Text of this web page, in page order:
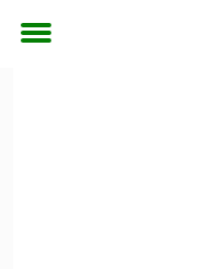
Toggle